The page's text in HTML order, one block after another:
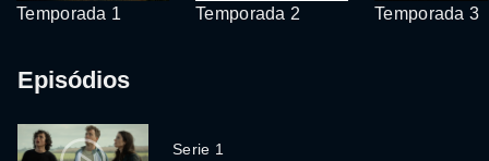
Temporada 1 Temporada 2 Temporada 3
Episódios
Serie 1